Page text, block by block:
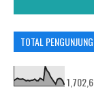
TOTAL PENGUNJUNG